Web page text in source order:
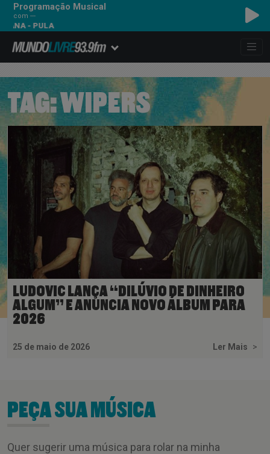
Programação Musical
com ---
- PULA
TAG:WIPERS
LUDOVIC LANÇA “DILÚVIO DE DINHEIRO
ALGUM” E ANUNCIA NOVO ÁLBUM PARA
2026
25 de maio de 2026 Ler Mais >
PEÇA SUA MÚSICA
Quer sugerir uma música para rolar na minha